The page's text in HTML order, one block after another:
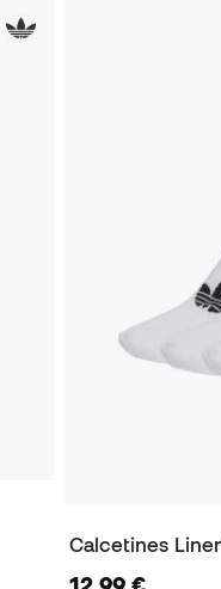
Calcetines